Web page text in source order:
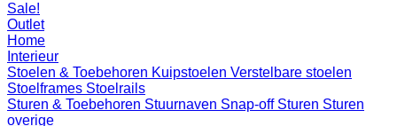
Sale!
Outlet
Home
Interieur
Stoelen & Toebehoren Kuipstoelen Verstelbare stoelen
Stoelframes Stoelrails
Sturen & Toebehoren Stuurnaven Snap-off Sturen Sturen
overige